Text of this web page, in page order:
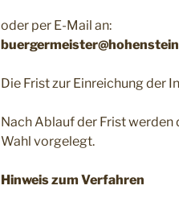
oder per E-Mail an:
Die Frist zur Einreichung der
Nach Ablauf der Frist
Wahl vorgelegt.
Hinweis zum Verfahren